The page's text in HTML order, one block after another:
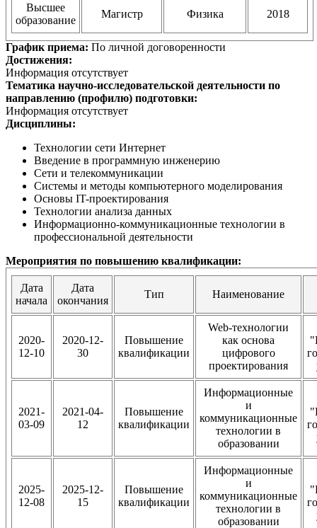
Высшее
образование
Магистр Физика 2018
График приема: По личной договоренности
Достижения:
Информация отсутствует
Тематика научно-исследовательской деятельности по
направлению (профилю) подготовки:
Информация отсутствует
Дисциплины:
Технологии сети Интернет
Введение в программную инженерию
Сети и телекоммуникации
Системы и методы компьютерного моделирования
Основы IT-проектирования
Технологии анализа данных
Информационно-коммуникационные технологии в
профессиональной деятельности
Мероприятия по повышению квалификации:
Дата
начала
Дата
окончания
Тип Наименование
2020-
12-10
2020-12-
30
Повышение
квалификации
Web-технологии
как основа
цифрового
проектирования
2021-
03-09
2021-04-
12
Повышение
квалификации
Информационные
и
коммуникационные
технологии в
образовании
2025-
12-08
2025-12-
15
Повышение
квалификации
Информационные
и
коммуникационные
технологии в
образовании